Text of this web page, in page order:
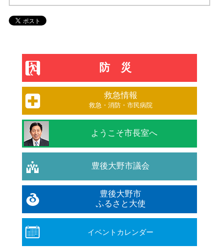
防災
救急情報
救急・消防・市民病院
ようこそ市長室へ
豊後大野市議会
豊後大野市
ふるさと大使
イベントカレンダー